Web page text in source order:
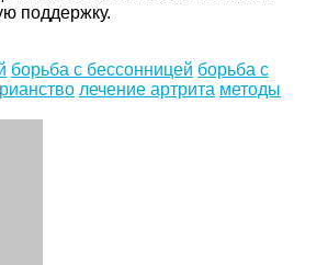
поддержку.
борьба с бессонницей борьба с
лечение артрита методы